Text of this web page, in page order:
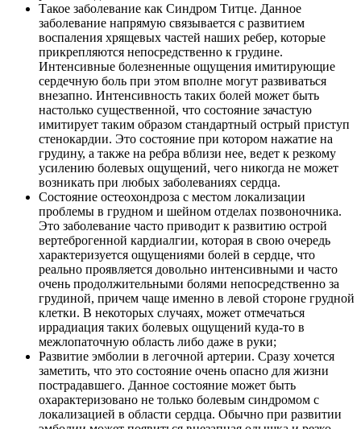
Такое заболевание как Синдром Титце. Данное
заболевание напрямую связывается с развитием
воспаления хрящевых частей наших ребер, которые
прикрепляются непосредственно к грудине.
Интенсивные болезненные ощущения имитирующие
сердечную боль при этом вполне могут развиваться
внезапно. Интенсивность таких болей может быть
настолько существенной, что состояние зачастую
имитирует таким образом стандартный острый приступ
стенокардии. Это состояние при котором нажатие на
грудину, а также на ребра вблизи нее, ведет к резкому
усилению болевых ощущений, чего никогда не может
возникать при любых заболеваниях сердца.
Состояние остеохондроза с местом локализации
проблемы в грудном и шейном отделах позвоночника.
Это заболевание часто приводит к развитию острой
вертеброгенной кардиалгии, которая в свою очередь
характеризуется ощущениями болей в сердце, что
реально проявляется довольно интенсивными и часто
очень продолжительными болями непосредственно за
грудиной, причем чаще именно в левой стороне грудной
клетки. В некоторых случаях, может отмечаться
иррадиация таких болевых ощущений куда-то в
межлопаточную область либо даже в руки;
Развитие эмболии в легочной артерии. Сразу хочется
заметить, что это состояние очень опасно для жизни
пострадавшего. Данное состояние может быть
охарактеризовано не только болевым синдромом с
локализацией в области сердца. Обычно при развитии